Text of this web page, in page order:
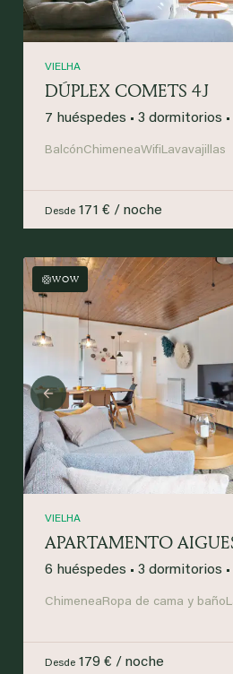
VIELHA
DÚPLEX COMETS 4J
7 huéspedes • 3 dormitorios •
BalcónChimeneaWifiLavavajillas
Desde 171 € / noche
WOW
Previous
VIELHA
APARTAMENTO
6 huéspedes • 3 dormitorios •
ChimeneaRopa de cama y baño
Desde 179 € / noche